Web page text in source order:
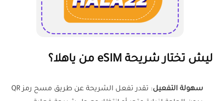
ليش تختار شريحة eSIM من ياهلا؟
سهولة التفعيل
: تقدر تفعل الشريحة عن طريق مسح رمز QR